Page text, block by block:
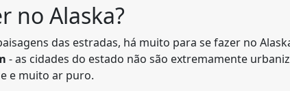
no Alaska?
das estradas, há muito para se fazer no
- as cidades do estado não são extremamente
e muito ar puro.